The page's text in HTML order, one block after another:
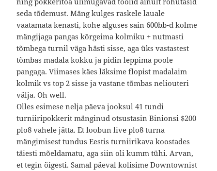
seda tõdemust. Mäng kulges raskele lauale
vaatamata kenasti, kohe alguses sain 600bb-d kolme
mängijaga pangas kõrgeima kolmiku + nutmasti
tõmbega turnil väga hästi sisse, aga üks vastastest
tõmbas madala kokku ja pidin leppima poole
pangaga. Viimases käes läksime flopist madalaim
kolmik vs top 2 sisse ja vastane tõmbas neliouteri
välja. Oh well.
Olles esimese nelja päeva jooksul 41 tundi
turniiripokkerit mänginud otsustasin Binionsi $200
plo8 vahele jätta. Et loobun live plo8 turna
mängimisest tundus Eestis turniirikava koostades
täiesti mõeldamatu, aga siin oli kumm tühi. Arvan,
et tegin õigesti. Samal päeval kolisime Downtownist